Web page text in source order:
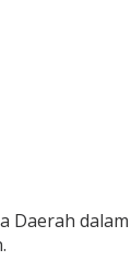
Daerah